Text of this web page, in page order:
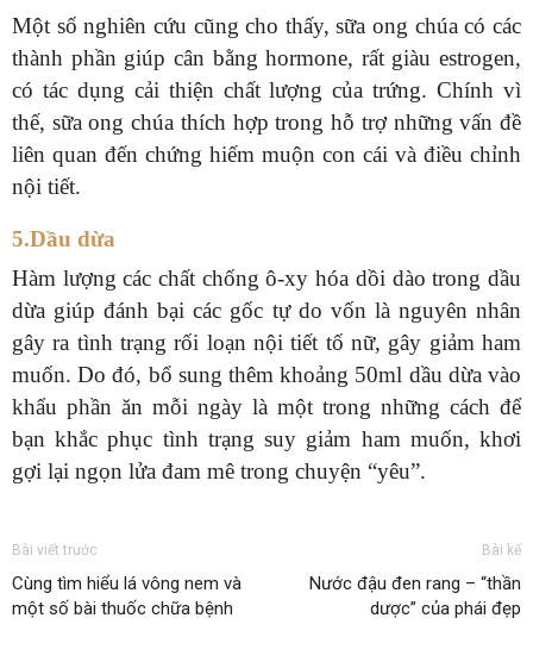
Một số nghiên cứu cũng cho thấy, sữa ong chúa có các
thành phần giúp cân bằng hormone, rất giàu estrogen,
có tác dụng cải thiện chất lượng của trứng. Chính vì
thế, sữa ong chúa thích hợp trong hỗ trợ những vấn đề
liên quan đến chứng hiếm muộn con cái và điều chỉnh
nội tiết.
5.Dầu dừa
Hàm lượng các chất chống ô-xy hóa dồi dào trong dầu
dừa giúp đánh bại các gốc tự do vốn là nguyên nhân
gây ra tình trạng rối loạn nội tiết tố nữ, gây giảm ham
muốn. Do đó, bổ sung thêm khoảng 50ml dầu dừa vào
khẩu phần ăn mỗi ngày là một trong những cách để
bạn khắc phục tình trạng suy giảm ham muốn, khơi
gợi lại ngọn lửa đam mê trong chuyện “yêu”.
Bài viết trước
Cùng tìm hiểu lá vông nem và
một số bài thuốc chữa bệnh
Bài kế
Nước đậu đen rang – “thần
dược” của phái đẹp